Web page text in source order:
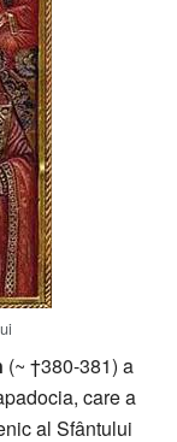
(~ †380-381) a
care a
al Sfântului